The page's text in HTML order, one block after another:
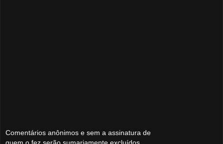
Comentários anônimos e sem a assinatura de